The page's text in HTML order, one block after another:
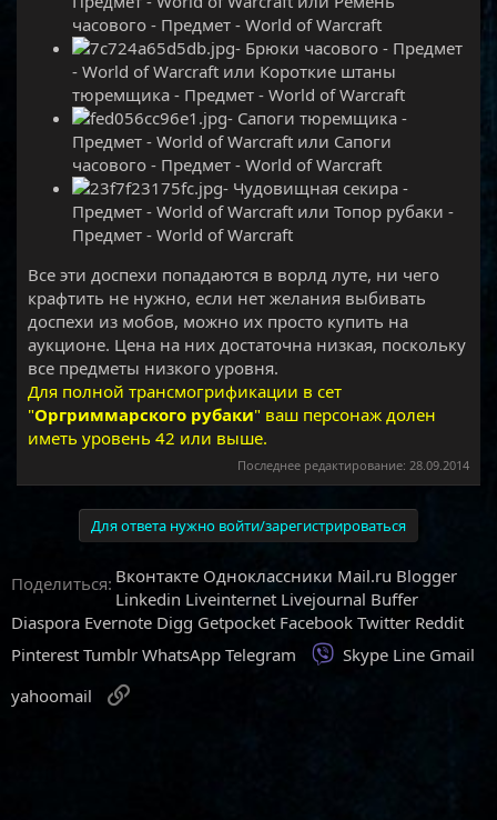
часового - Предмет - World of Warcraft
- Брюки часового - Предмет
- World of Warcraft или Короткие штаны
тюремщика - Предмет - World of Warcraft
- Сапоги тюремщика -
Предмет - World of Warcraft или Сапоги
часового - Предмет - World of Warcraft
- Чудовищная секира -
Предмет - World of Warcraft или Топор рубаки -
Предмет - World of Warcraft
Все эти доспехи попадаются в ворлд луте, ни чего
крафтить не нужно, если нет желания выбивать
доспехи из мобов, можно их просто купить на
аукционе. Цена на них достаточна низкая, поскольку
все предметы низкого уровня.
Для полной трансмогрификации в сет
"Оргриммарского рубаки" ваш персонаж долен
иметь уровень 42 или выше.
Последнее редактирование: 28.09.2014
Для ответа нужно войти/зарегистрироваться
Поделиться: Вконтакте Одноклассники Mail.ru Blogger
Linkedin Liveinternet Livejournal Buffer
Diaspora Evernote Digg Getpocket Facebook Twitter Reddit
Pinterest Tumblr WhatsApp Telegram Viber
Skype Line Gmail
yahoomail